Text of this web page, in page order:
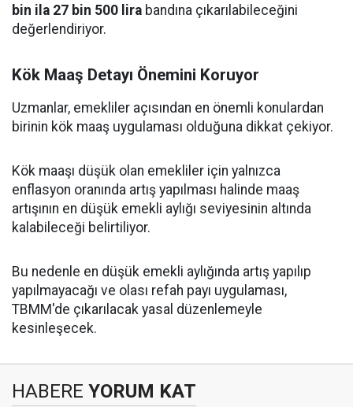
bin ila 27 bin 500 lira bandına çıkarılabileceğini
değerlendiriyor.
Kök Maaş Detayı Önemini Koruyor
Uzmanlar, emekliler açısından en önemli konulardan
birinin kök maaş uygulaması olduğuna dikkat çekiyor.
Kök maaşı düşük olan emekliler için yalnızca
enflasyon oranında artış yapılması halinde maaş
artışının en düşük emekli aylığı seviyesinin altında
kalabileceği belirtiliyor.
Bu nedenle en düşük emekli aylığında artış yapılıp
yapılmayacağı ve olası refah payı uygulaması,
TBMM'de çıkarılacak yasal düzenlemeyle
kesinleşecek.
HABERE YORUM KAT